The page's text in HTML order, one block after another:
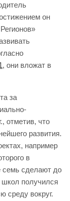
он
, они вложат в
за
отметив, что
развития.
например
в
семь сделают до
получился
среду вокруг.